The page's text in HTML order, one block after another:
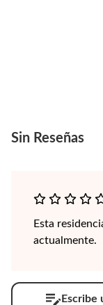
Sin Reseñas
Esta
actualmente.
Escribe